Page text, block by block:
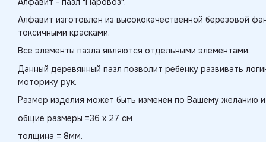
Алфавит изготовлен из высококачественной березовой
токсичными красками.
Все элементы пазла являются отдельными элементами.
Данный деревянный пазл позволит ребенку развивать
моторику рук.
Размер изделия может быть изменен по Вашему желанию
общие размеры =36 х 27 см
толщина = 8мм.